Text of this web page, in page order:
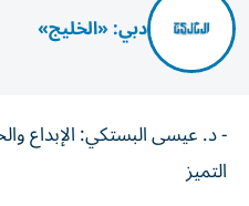
دبي: «الخليج»
- د. عيسى البستكي: الإبداع
التميز